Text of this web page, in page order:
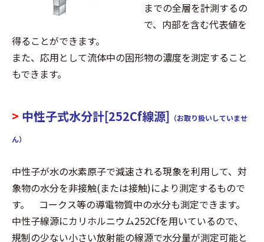
までの全層を計測するの
で、内部を含む代表値を
得ることができます。
また、応用として流体中の固形物の濃度を測定すること
もできます。
> 中性子式水分計[252Cf線源] （お取り扱いしていませ
ん）
中性子が水の水素原子で減速される現象を利用して、対
象物の水分を非接触(または接触)により測定するもので
す。 コークス等の導電物質中の水分も測定できます。
中性子線源にカリホルニウム252Cfを用いているので、
規制の少ない小さい放射能の線源で水分量が測定可能と